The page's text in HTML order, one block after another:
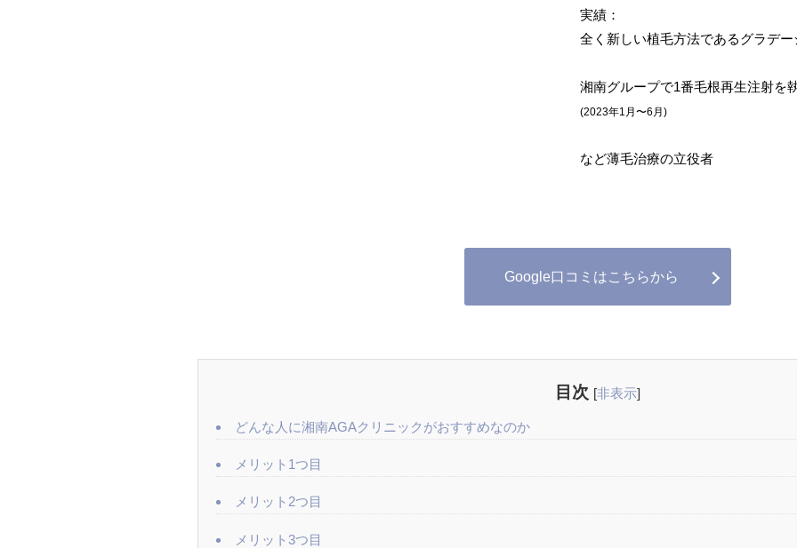
実績：
全く新しい植毛方法であるグラデ
湘南グループで1番毛根再生注射を
(2023年1月〜6月)
など薄毛治療の立役者
Google口コミはこちらから
目次 [非表示]
どんな人に湘南AGAクリニックがおすすめなのか
メリット1つ目
メリット2つ目
メリット3つ目